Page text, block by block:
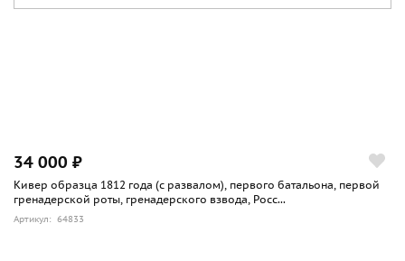
34 000 ₽
Кивер образца 1812 года (с развалом), первого батальона, первой
гренадерской роты, гренадерского взвода, Росс...
Артикул: 64833